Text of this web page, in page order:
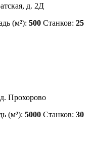
д. 2Д
(м²): 500 Станков: 25
Прохорово
(м²): 5000 Станков: 30